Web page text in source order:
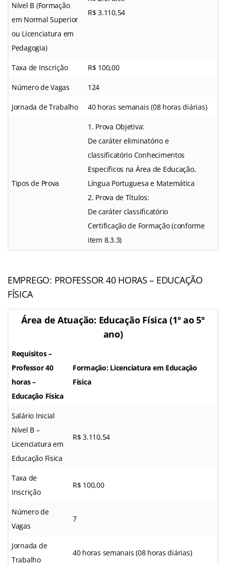
Nível B (Formação
em Normal Superior
ou Licenciatura em
Pedagogia)
R$ 3.110,54
Taxa de Inscrição R$ 100,00
Número de Vagas 124
Jornada de Trabalho 40 horas semanais (08 horas diárias)
Tipos de Prova
1. Prova Objetiva:
De caráter eliminatório e
classificatório Conhecimentos
Específicos na Área de Educação,
Língua Portuguesa e Matemática
2. Prova de Títulos:
De caráter classificatório
Certificação de Formação (conforme
item 8.3.3)
EMPREGO: PROFESSOR 40 HORAS – EDUCAÇÃO
FÍSICA
Área de Atuação: Educação Física (1º ao 5º
ano)
Requisitos –
Professor 40
horas –
Educação Física
Formação: Licenciatura em Educação
Física
Salário Inicial
Nível B –
Licenciatura em
Educação Física
R$ 3.110,54
Taxa de
Inscrição
R$ 100,00
Número de
Vagas
7
Jornada de
Trabalho
40 horas semanais (08 horas diárias)